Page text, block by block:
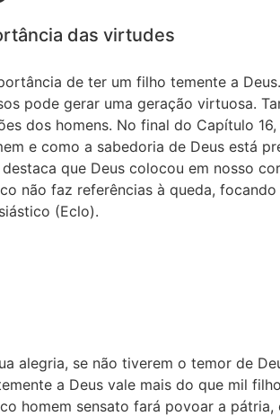
das virtudes
de ter um filho temente a
pode gerar uma geração virtuosa.
dos homens. No final do Capítulo
e como a sabedoria de Deus está
que Deus colocou em nosso
não faz referências à queda, focando
(Eclo).
alegria, se não tiverem o temor de
a Deus vale mais do que mil
homem sensato fará povoar a pátria,